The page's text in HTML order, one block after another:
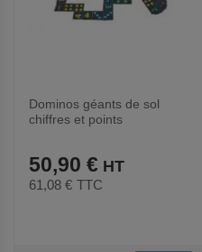
Dominos géants de sol
chiffres et points
50,90 €
61,08 € TTC